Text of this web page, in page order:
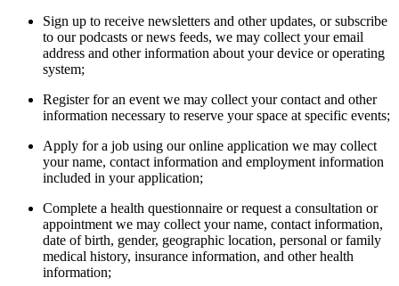
Sign up to receive newsletters and other updates, or subscribe
to our podcasts or news feeds, we may collect your email
address and other information about your device or operating
system;
Register for an event we may collect your contact and other
information necessary to reserve your space at specific events;
Apply for a job using our online application we may collect
your name, contact information and employment information
included in your application;
Complete a health questionnaire or request a consultation or
appointment we may collect your name, contact information,
date of birth, gender, geographic location, personal or family
medical history, insurance information, and other health
information;